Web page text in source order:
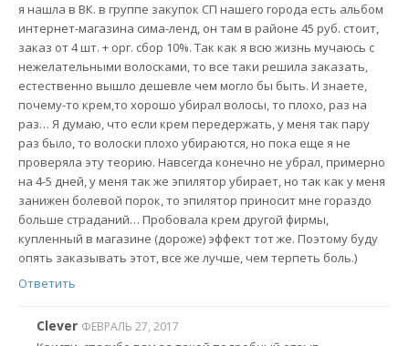
я нашла в ВК. в группе закупок СП нашего города есть альбом
интернет-магазина сима-ленд, он там в районе 45 руб. стоит,
заказ от 4 шт. + орг. сбор 10%. Так как я всю жизнь мучаюсь с
нежелательными волосками, то все таки решила заказать,
естественно вышло дешевле чем могло бы быть. И знаете,
почему-то крем,то хорошо убирал волосы, то плохо, раз на
раз… Я думаю, что если крем передержать, у меня так пару
раз было, то волоски плохо убираются, но пока еще я не
проверяла эту теорию. Навсегда конечно не убрал, примерно
на 4-5 дней, у меня так же эпилятор убирает, но так как у меня
занижен болевой порок, то эпилятор приносит мне гораздо
больше страданий… Пробовала крем другой фирмы,
купленный в магазине (дороже) эффект тот же. Поэтому буду
опять заказывать этот, все же лучше, чем терпеть боль.)
Ответить
Clever ФЕВРАЛЬ 27, 2017